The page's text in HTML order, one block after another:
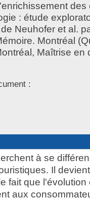
: étude
Neuhofer et al.
Montréal
Maîtrise en
:
à se
Il
fait que l'évolution
aux